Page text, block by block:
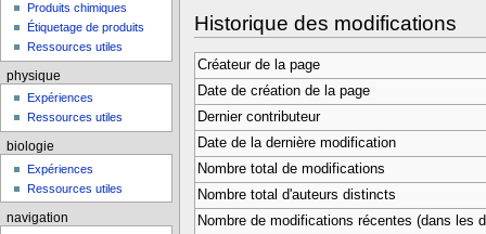
Historique des modifications
Créateur de la page
Date de création de la page
Dernier contributeur
Date de la dernière modification
Nombre total de modifications
Nombre total d'auteurs distincts
Nombre de modifications récentes (dans les
Produits chimiques
Étiquetage de produits
Ressources utiles
physique
Expériences
Ressources utiles
biologie
Expériences
Ressources utiles
navigation